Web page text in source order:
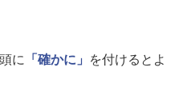
に 「確かに」
を付けるとよ